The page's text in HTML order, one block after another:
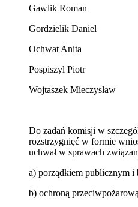
Gawlik Roman
Gordzielik Daniel
Ochwat Anita
Pospiszyl Piotr
Wojtaszek Mieczysław
Do zadań komisji w
rozstrzygnięć w formie
uchwał w sprawach
a) porządkiem publicznym i
b) ochroną